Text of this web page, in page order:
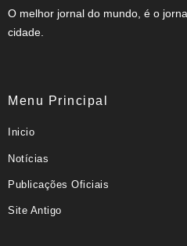
O melhor jornal do mundo, é o
cidade.
Menu Principal
Inicio
Notícias
Publicações Oficiais
Site Antigo